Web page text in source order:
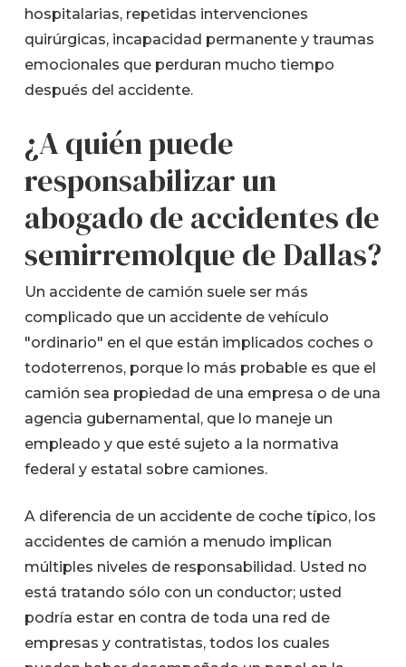
hospitalarias, repetidas intervenciones
quirúrgicas, incapacidad permanente y traumas
emocionales que perduran mucho tiempo
después del accidente.
¿A quién puede
responsabilizar un
abogado de accidentes de
semirremolque de Dallas?
Un accidente de camión suele ser más
complicado que un accidente de vehículo
"ordinario" en el que están implicados coches o
todoterrenos, porque lo más probable es que el
camión sea propiedad de una empresa o de una
agencia gubernamental, que lo maneje un
empleado y que esté sujeto a la normativa
federal y estatal sobre camiones.
A diferencia de un accidente de coche típico, los
accidentes de camión a menudo implican
múltiples niveles de responsabilidad. Usted no
está tratando sólo con un conductor; usted
podría estar en contra de toda una red de
empresas y contratistas, todos los cuales